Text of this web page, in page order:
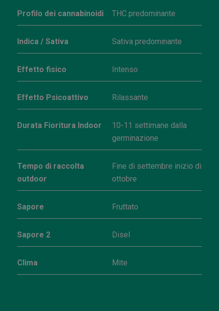
Profilo dei cannabinoidi THC predominante
Indica / Sativa Sativa predominante
Effetto fisico Intenso
Effetto Psicoattivo Rilassante
Durata Fioritura Indoor
10-11 settimane dalla
germinazione
Tempo di raccolta
outdoor
Fine di settembre inizio di
ottobre
Sapore Fruttato
Sapore 2 Disel
Clima Mite